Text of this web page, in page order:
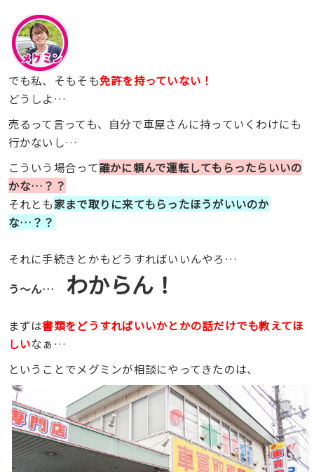
でも私、そもそも免許を持っていない！
どうしよ…
売るって言っても、自分で車屋さんに持っていくわけにも
行かないし…
こういう場合って誰かに頼んで運転してもらったらいいの
かな…？？
それとも家まで取りに来てもらったほうがいいのか
な…？？
それに手続きとかもどうすればいいんやろ…
う〜ん… わからん！
まずは書類をどうすればいいかとかの話だけでも教えてほ
しいなぁ…
ということでメグミンが相談にやってきたのは、